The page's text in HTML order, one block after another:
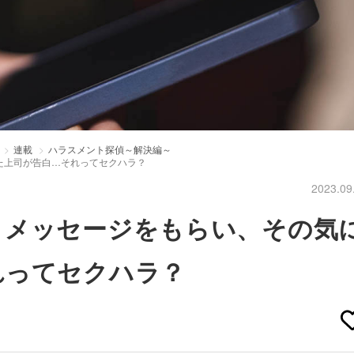
連載
ハラスメント探偵～解決編～
司が告白…それってセクハラ？
ッセージをもらい、その気
てセクハラ？